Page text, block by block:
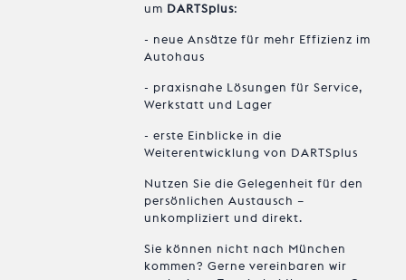
um DARTSplus:
- neue Ansätze für mehr Effizienz im
Autohaus
- praxisnahe Lösungen für Service,
Werkstatt und Lager
- erste Einblicke in die
Weiterentwicklung von DARTSplus
Nutzen Sie die Gelegenheit für den
persönlichen Austausch –
unkompliziert und direkt.
Sie können nicht nach München
kommen? Gerne vereinbaren wir